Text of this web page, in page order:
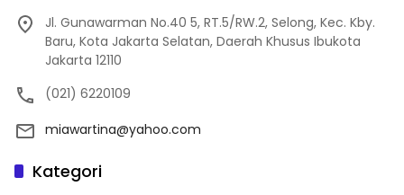
Jl. Gunawarman No.40 5, RT.5/RW.2, Selong, Kec. Kby.
Baru, Kota Jakarta Selatan, Daerah Khusus Ibukota
Jakarta 12110
(021) 6220109
miawartina@yahoo.com
Kategori